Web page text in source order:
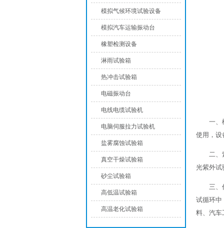
一、
使用，设
二、
光紫外试
三、
试循环中
料、汽车
模拟气候环境试验设备
模拟汽车运输振动台
橡塑检测设备
淋雨试验箱
热冲击试验箱
电磁振动台
电线电缆试验机
电脑伺服拉力试验机
盐雾腐蚀试验箱
真空干燥试验箱
砂尘试验箱
高低温试验箱
高温老化试验箱